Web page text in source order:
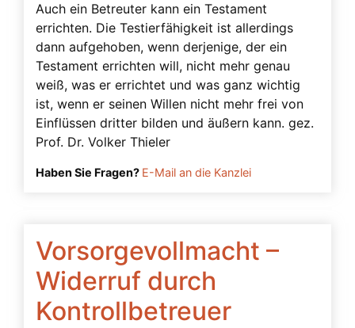
Auch ein Betreuter kann ein Testament
errichten. Die Testierfähigkeit ist allerdings
dann aufgehoben, wenn derjenige, der ein
Testament errichten will, nicht mehr genau
weiß, was er errichtet und was ganz wichtig
ist, wenn er seinen Willen nicht mehr frei von
Einflüssen dritter bilden und äußern kann. gez.
Prof. Dr. Volker Thieler
Haben Sie Fragen? E-Mail an die Kanzlei
Vorsorgevollmacht –
Widerruf durch
Kontrollbetreuer
Einwilligungsvorbehalt
Ergänzungsbetreuung
Filme
Freier Wille
Freiheitsberaubung
Geschäftsfähigkeit
Grundrechte
Gutachten